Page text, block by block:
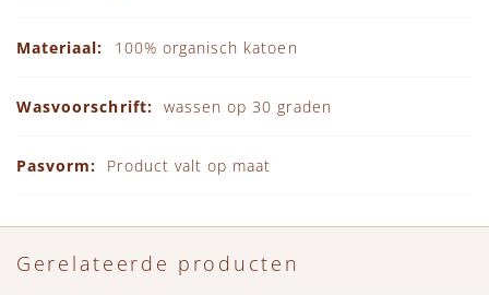
100% organisch katoen
wassen op 30 graden
Product valt op maat
Gerelateerde producten